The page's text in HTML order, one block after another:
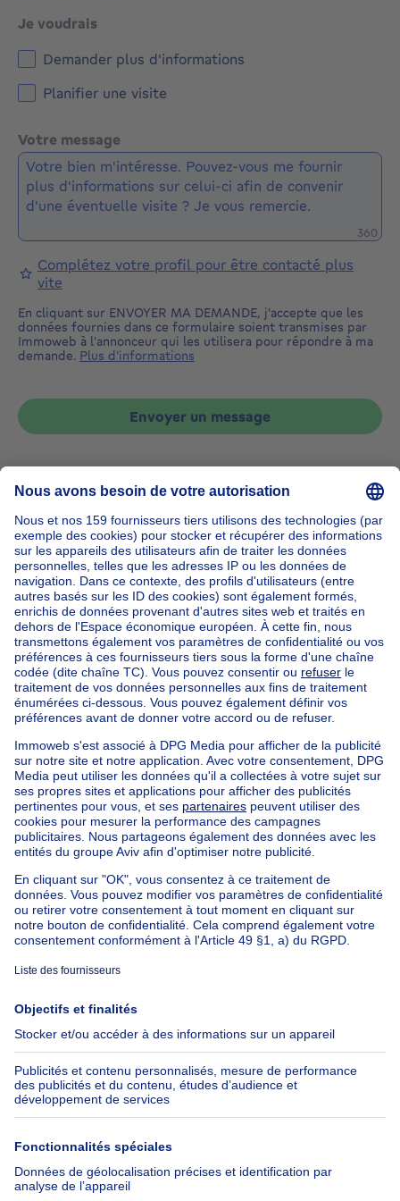
Je voudrais
Demander plus d'informations
Planifier une visite
Votre message
360
Complétez votre profil pour être contacté plus
vite
En cliquant sur ENVOYER MA DEMANDE, j'accepte que les
données fournies dans ce formulaire soient transmises par
Immoweb à l'annonceur qui les utilisera pour répondre à ma
demande. Plus d'informations
Envoyer un message
Accueil Belgique
Bruxelles (province)
Bruxelles (arrondissement)
Acheter votre maison à Woluwe-saint-lambert
Nos maisons hors de la Belgique
Maison à vendre France
Maison à vendre Espagne
Maison à vendre Italie
Maison à vendre Luxembourg
Maison à vendre Pays-bas
Nos biens pas chèrsMaison à vendre pas cher
Appartements à louer pas cher
Nos biens à louer avec chambres
Appartement à vendre avec 3 chambres
Maison à vendre avec 3 chambres
Appartement à louer avec 3 chambres
Maison à louer avec 3 chambres
Appartement à louer avec 3 chambres Bruxelles-ville
À propos
Immoweb
Presse
Emplois
Groupe Axel Springer
SeLoger.com
Immowelt.de
Outils
Belfius
Assurances
Check-list déménagement
Aide
FAQ
Suivez-nous